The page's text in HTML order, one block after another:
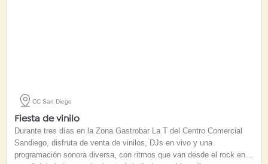
CC San Diego
Fiesta de vinilo
Durante tres días en la Zona Gastrobar La T del Centro Comercial
Sandiego, disfruta de venta de vinilos, DJs en vivo y una
programación sonora diversa, con ritmos que van desde el rock en